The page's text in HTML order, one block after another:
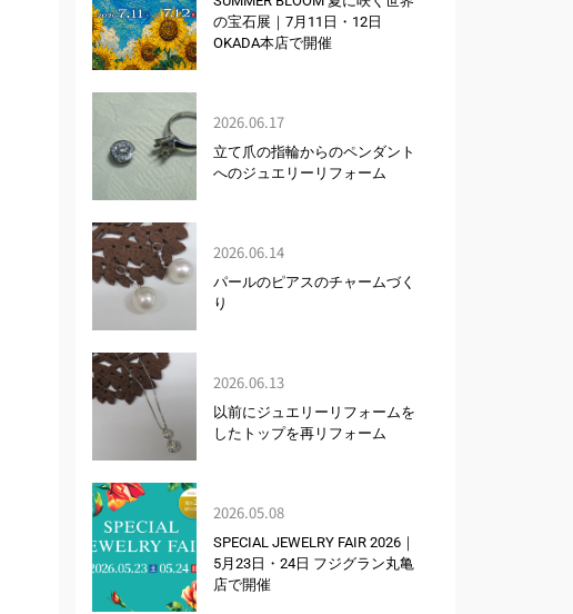
の宝石展｜7月11日・12日
OKADA本店で開催
2026.06.17
立て爪の指輪からのペンダント
へのジュエリーリフォーム
2026.06.14
パールのピアスのチャームづく
り
2026.06.13
以前にジュエリーリフォームを
したトップを再リフォーム
2026.05.08
SPECIAL JEWELRY FAIR 2026｜
5月23日・24日 フジグラン丸亀
店で開催